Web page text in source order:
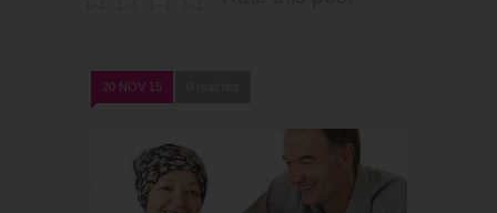
20 NOV 15